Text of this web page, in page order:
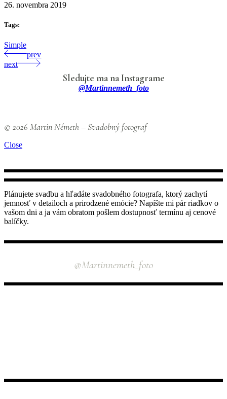
26. novembra 2019
Tags:
Simple
prev
next
Sledujte ma na Instagrame
@martinnemeth_foto
© 2026 Martin Németh – Svadobný fotograf
Close
Plánujete svadbu a hľadáte svadobného fotografa, ktorý zachytí
jemnosť v detailoch a prirodzené emócie? Napíšte mi pár riadkov o
vašom dni a ja vám obratom pošlem dostupnosť termínu aj cenové
balíčky.
@martinnemeth_foto